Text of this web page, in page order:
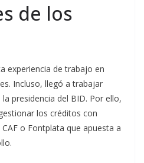
de los
experiencia de trabajo en
Incluso, llegó a trabajar
presidencia del BID. Por ello,
los créditos con
o Fontplata que apuesta a